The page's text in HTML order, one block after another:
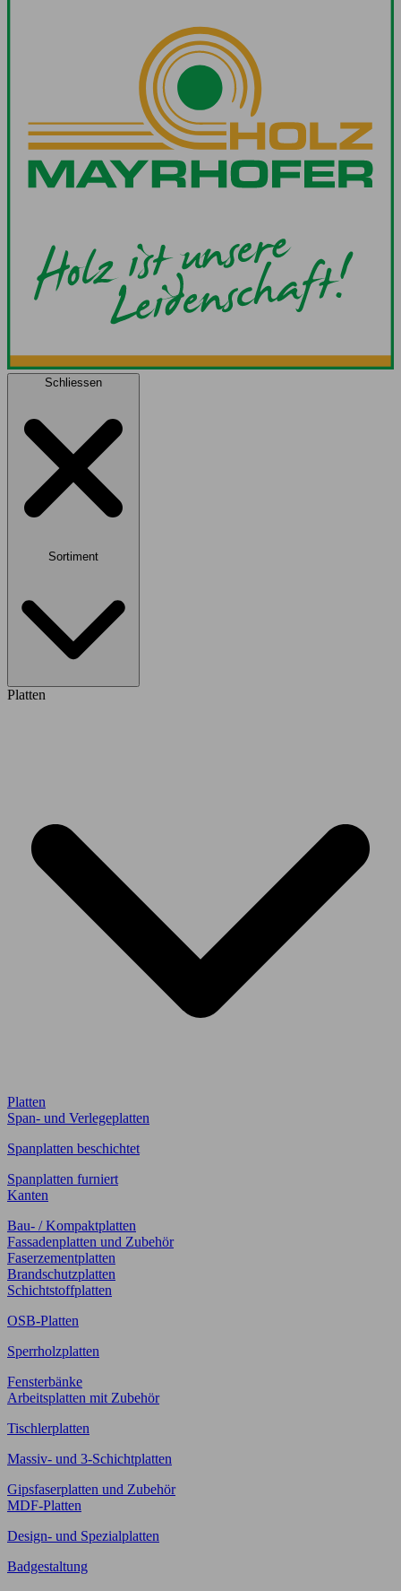
Schliessen
Sortiment
Platten
Platten
Span- und Verlegeplatten
Spanplatten beschichtet
Spanplatten furniert
Kanten
Bau- / Kompaktplatten
Fassadenplatten und Zubehör
Faserzementplatten
Brandschutzplatten
Schichtstoffplatten
OSB-Platten
Sperrholzplatten
Fensterbänke
Arbeitsplatten mit Zubehör
Tischlerplatten
Massiv- und 3-Schichtplatten
Gipsfaserplatten und Zubehör
MDF-Platten
Design- und Spezialplatten
Badgestaltung